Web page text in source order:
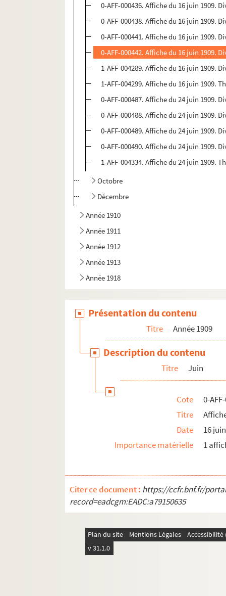
0-AFF-000436. Affiche du 16 juin 1909.
0-AFF-000438. Affiche du 16 juin 1909.
0-AFF-000441. Affiche du 16 juin 1909.
0-AFF-000442. Affiche du 16 juin 1909.
1-AFF-004289. Affiche du 16 juin 1909.
1-AFF-004299. Affiche du 16 juin 1909.
0-AFF-000487. Affiche du 24 juin 1909.
0-AFF-000488. Affiche du 24 juin 1909.
0-AFF-000489. Affiche du 24 juin 1909.
0-AFF-000490. Affiche du 24 juin 1909.
1-AFF-004334. Affiche du 24 juin 1909.
Octobre
Décembre
Année 1910
Année 1911
Année 1912
Année 1913
Année 1918
Présentation du contenu
Titre Année 1909
Description du contenu
Titre Juin
Cote
0-
Titre
Date
16
Importance matérielle
1
Citer ce document : https://ccfr.bnf.fr/
record=eadcgm:EADC:a79150635
Plan du site Mentions Légales
v 31.1.0